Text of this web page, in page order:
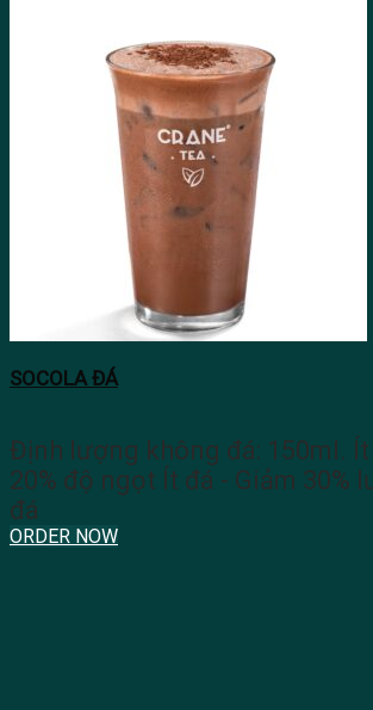
SOCOLA ĐÁ
Định lượng không đá: 150ml.
20% độ ngọt Ít đá - Giảm 30%
đá
ORDER NOW